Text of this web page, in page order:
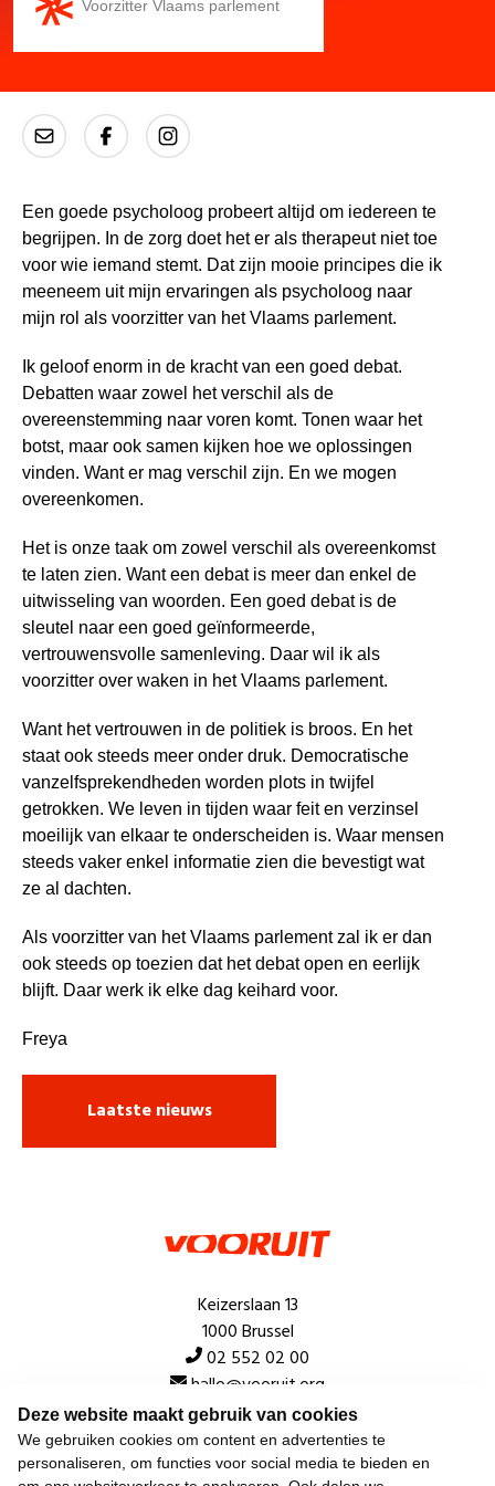
Deze website maakt gebruik van cookies
We gebruiken cookies om content en advertenties te
personaliseren, om functies voor social media te bieden en
Voorzitter Vlaams parlement
Een goede psycholoog probeert altijd om iedereen te
begrijpen. In de zorg doet het er als therapeut niet toe
voor wie iemand stemt. Dat zijn mooie principes die ik
meeneem uit mijn ervaringen als psycholoog naar
mijn rol als voorzitter van het Vlaams parlement.
Ik geloof enorm in de kracht van een goed debat.
Debatten waar zowel het verschil als de
overeenstemming naar voren komt. Tonen waar het
botst, maar ook samen kijken hoe we oplossingen
vinden. Want er mag verschil zijn. En we mogen
overeenkomen.
Het is onze taak om zowel verschil als overeenkomst
te laten zien. Want een debat is meer dan enkel de
uitwisseling van woorden. Een goed debat is de
sleutel naar een goed geïnformeerde,
vertrouwensvolle samenleving. Daar wil ik als
voorzitter over waken in het Vlaams parlement.
Want het vertrouwen in de politiek is broos. En het
staat ook steeds meer onder druk. Democratische
vanzelfsprekendheden worden plots in twijfel
getrokken. We leven in tijden waar feit en verzinsel
moeilijk van elkaar te onderscheiden is. Waar mensen
steeds vaker enkel informatie zien die bevestigt wat
ze al dachten.
Als voorzitter van het Vlaams parlement zal ik er dan
ook steeds op toezien dat het debat open en eerlijk
blijft. Daar werk ik elke dag keihard voor.
Freya
Laatste nieuws
Keizerslaan 13
1000 Brussel
02 552 02 00
hallo@vooruit.org
Snel